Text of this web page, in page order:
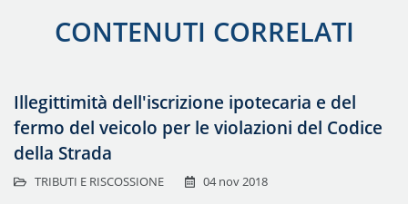
CONTENUTI CORRELATI
Illegittimità dell'iscrizione ipotecaria e del
fermo del veicolo per le violazioni del Codice
della Strada
TRIBUTI E RISCOSSIONE 04 nov 2018